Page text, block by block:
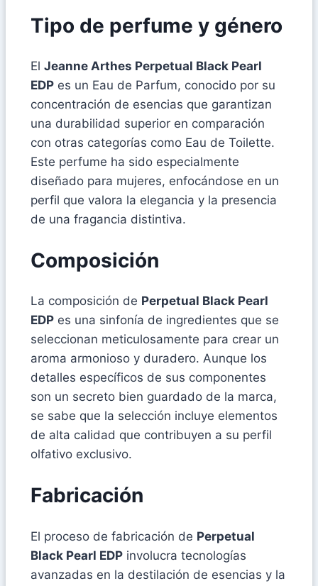
Tipo de perfume y género
El Jeanne Arthes Perpetual Black Pearl
EDP es un Eau de Parfum, conocido por su
concentración de esencias que garantizan
una durabilidad superior en comparación
con otras categorías como Eau de Toilette.
Este perfume ha sido especialmente
diseñado para mujeres, enfocándose en un
perfil que valora la elegancia y la presencia
de una fragancia distintiva.
Composición
La composición de Perpetual Black Pearl
EDP es una sinfonía de ingredientes que se
seleccionan meticulosamente para crear un
aroma armonioso y duradero. Aunque los
detalles específicos de sus componentes
son un secreto bien guardado de la marca,
se sabe que la selección incluye elementos
de alta calidad que contribuyen a su perfil
olfativo exclusivo.
Fabricación
El proceso de fabricación de Perpetual
Black Pearl EDP involucra tecnologías
avanzadas en la destilación de esencias y la